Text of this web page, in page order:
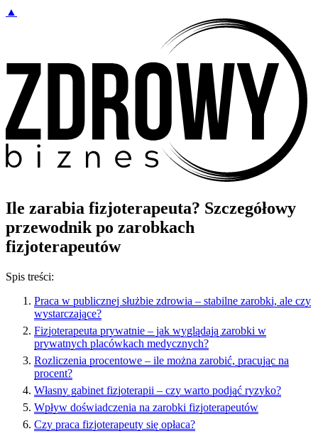
▲
Ile zarabia fizjoterapeuta? Szczegółowy
przewodnik po zarobkach
fizjoterapeutów
Spis treści:
Praca w publicznej służbie zdrowia – stabilne zarobki, ale czy
wystarczające?
Fizjoterapeuta prywatnie – jak wyglądają zarobki w
prywatnych placówkach medycznych?
Rozliczenia procentowe – ile można zarobić, pracując na
procent?
Własny gabinet fizjoterapii – czy warto podjąć ryzyko?
Wpływ doświadczenia na zarobki fizjoterapeutów
Czy praca fizjoterapeuty się opłaca?